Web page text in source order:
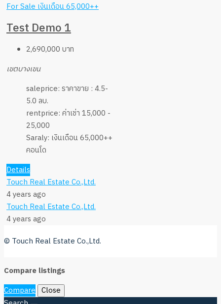
For Saleเงินเดือน 65,000++
Test Demo 1
2,690,000 บาท
เขตบางเขน
saleprice: ราคาขาย : 4.5-
5.0 ลบ.
rentprice: ค่าเช่า 15,000 -
25,000
Saraly: เงินเดือน 65,000++
คอนโด
Details
Touch Real Estate Co.,Ltd.
4 years ago
Touch Real Estate Co.,Ltd.
4 years ago
© Touch Real Estate Co.,Ltd.
Compare listings
Compare Close